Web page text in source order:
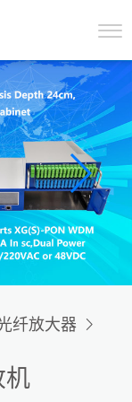
纤放大器 
机